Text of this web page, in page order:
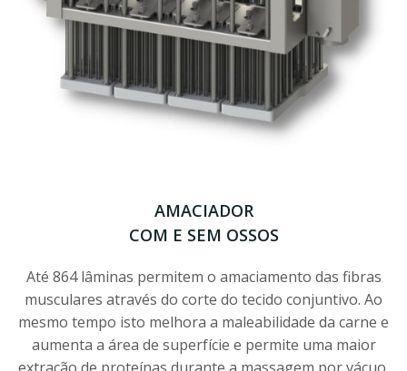
AMACIADOR
COM E SEM OSSOS
Até 864 lâminas permitem o amaciamento das fibras
musculares através do corte do tecido conjuntivo. Ao
mesmo tempo isto melhora a maleabilidade da carne e
aumenta a área de superfície e permite uma maior